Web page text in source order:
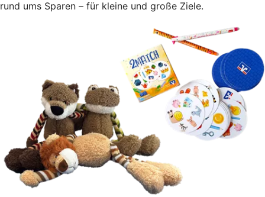
rund ums Sparen – für kleine und große Ziele.